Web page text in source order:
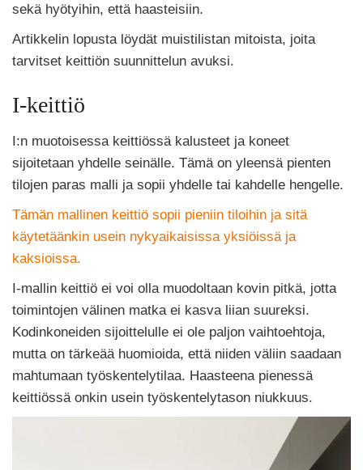
sekä hyötyihin, että haasteisiin.
Artikkelin lopusta löydät muistilistan mitoista, joita
tarvitset keittiön suunnittelun avuksi.
I-keittiö
I:n muotoisessa keittiössä kalusteet ja koneet
sijoitetaan yhdelle seinälle. Tämä on yleensä pienten
tilojen paras malli ja sopii yhdelle tai kahdelle hengelle.
Tämän mallinen keittiö sopii pieniin tiloihin ja sitä
käytetäänkin usein nykyaikaisissa yksiöissä ja
kaksioissa.
I-mallin keittiö ei voi olla muodoltaan kovin pitkä, jotta
toimintojen välinen matka ei kasva liian suureksi.
Kodinkoneiden sijoittelulle ei ole paljon vaihtoehtoja,
mutta on tärkeää huomioida, että niiden väliin saadaan
mahtumaan työskentelytilaa. Haasteena pienessä
keittiössä onkin usein työskentelytason niukkuus.